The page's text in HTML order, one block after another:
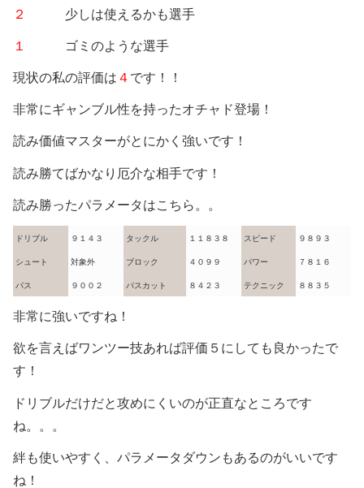
２ 少しは使えるかも選手
１ ゴミのような選手
現状の私の評価は ４ です！！
非常にギャンブル性を持ったオチャド登場！
読み価値マスターがとにかく強いです！
読み勝てばかなり厄介な相手です！
読み勝ったパラメータはこちら。。
ドリブル ９１４３ タックル １１８３８ スピード ９８９３
シュート 対象外 ブロック ４０９９ パワー ７８１６
パス ９００２ パスカット ８４２３ テクニック ８８３５
非常に強いですね！
欲を言えばワンツー技あれば評価５にしても良かったで
す！
ドリブルだけだと攻めにくいのが正直なところです
ね。。。
絆も使いやすく、パラメータダウンもあるのがいいです
ね！